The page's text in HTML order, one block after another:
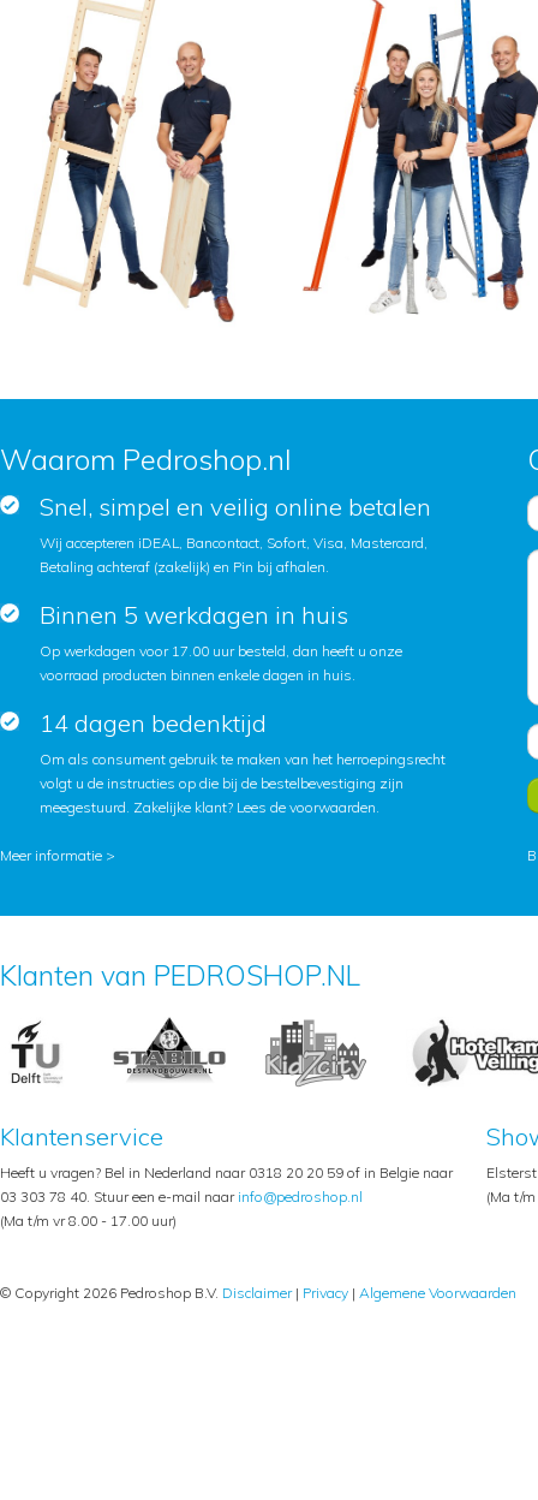
Waarom Pedroshop.nl
Snel, simpel en veilig online betalen
Wij accepteren iDEAL, Bancontact, Sofort, Visa, Mastercard,
Betaling achteraf (zakelijk) en Pin bij afhalen.
Binnen 5 werkdagen in huis
Op werkdagen voor 17.00 uur besteld, dan heeft u onze
voorraad producten binnen enkele dagen in huis.
14 dagen bedenktijd
Om als consument gebruik te maken van het herroepingsrecht
volgt u de instructies op die bij de bestelbevestiging zijn
meegestuurd. Zakelijke klant? Lees de voorwaarden.
Meer informatie >
Klanten van PEDROSHOP.NL
Klantenservice
Heeft u vragen? Bel in Nederland naar 0318 20 20 59 of in Belgie naar
03 303 78 40. Stuur een e-mail naar info@pedroshop.nl
(Ma t/m vr 8.00 - 17.00 uur)
(Ma t/
© Copyright 2026 Pedroshop B.V. Disclaimer| Privacy | Algemene Voorwaarden